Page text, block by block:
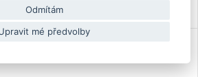
Odmítám
mé předvolby